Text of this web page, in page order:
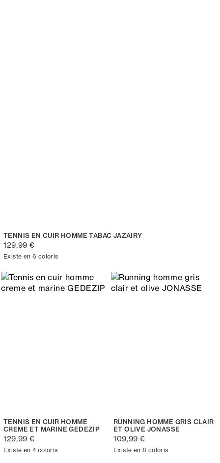
TENNIS EN CUIR HOMME TABAC JAZAIRY
129,99 €
Existe en 6 coloris
TENNIS EN CUIR HOMME
CREME ET MARINE GEDEZIP
129,99 €
Existe en 4 coloris
RUNNING HOMME GRIS CLAIR
ET OLIVE JONASSE
109,99 €
Existe en 8 coloris